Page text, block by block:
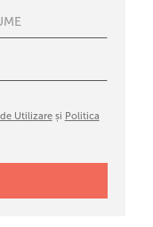
Utilizareși Politica